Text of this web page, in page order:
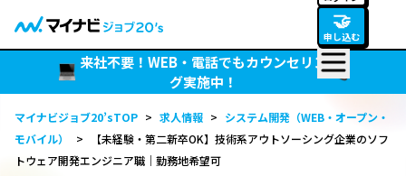
🤝
申し込む
来社不要！WEB・電話でもカウンセリン
グ実施中！
マイナビジョブ20’sTOP > 求人情報 > システム開発（WEB・オープン・
モバイル）
>
【未経験・第二新卒OK】技術系アウトソーシング企業のソフ
トウェア開発エンジニア職｜勤務地希望可